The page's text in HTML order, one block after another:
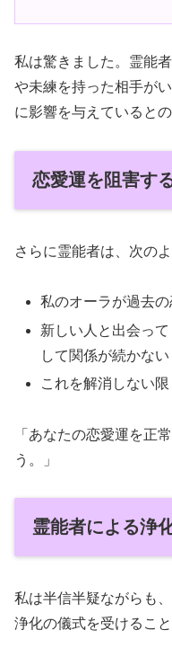
私は驚きました。霊能
や未練を持った相手が
に影響を与えているとの
恋愛運を阻害す
さらに霊能者は、次の
私のオーラが過去
新しい人と出会っ
して関係が続かない
これを解消しない
「あなたの恋愛運を正
う。」
霊能者による浄
私は半信半疑ながらも
浄化の儀式を受けること